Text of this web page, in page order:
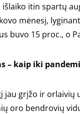
itin spartų
mėnesį,
buvo 15 proc., o
– kaip iki
jau grįžo ir
oro bendrovių